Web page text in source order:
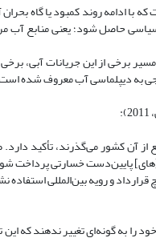
ادامه روند کمبود یا گاه
حاصل شود؛ یعنی منابع آب
برخی از این جریانات آبی، برخی
آب معروف شده است
آن کشور می‌گذرند، تأکید
پایین‌دست خسارتی پرداخت شود.
و رویه بین‌المللی استفاده
را به گونه‌ای تغییر ندهند که این